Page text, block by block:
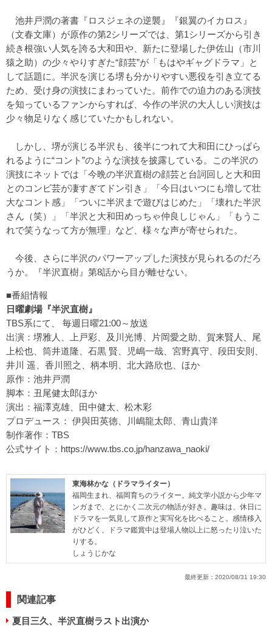
池井戸潤の著書『ロスジェネの逆襲』『銀翼のイカロス』
（文春文庫）が原作の第2シリーズでは、第1シリーズから引き
続き根強い人気を誇る大和田や、新たに登場した伊佐山（市川
猿之助）の少々やりすぎた“顔芸”が「もはやギャグドラマ」と
して話題に。半沢を演じる堺も分かりやすい悪役を引き立てる
ため、受け身の演技にまわっていた。前作での迫力のある演技
を知っているファンからすれば、今作の半沢の大人しい演技は
少々物足りなく感じていたかもしれない。
しかし、堺が演じる半沢も、後半につれて大和田にひっぱら
れるように“コント”のような演技を披露している。この半沢の
演技にネットでは「今晩の半沢直樹の顔芸と台詞回しと大和田
とのコンビ芸が凄すぎてドン引き」「今日はいつにも増して壮
大なコント感」「ついに半沢まで遊びはじめた」「壊れた半沢
さん（笑）」「半沢と大和田めっちゃ仲良しじゃん」「もうこ
れで笑うなって方が無理」など、様々な声が寄せられた。
今後、さらに半沢のパワーアップした演技が見られるのだろ
うか。『半沢直樹』第8話から目が離せない。
■番組情報
日曜劇場『半沢直樹』
TBS系にて、 毎週日曜21:00～放送
出演：堺雅人、上戸彩、及川光博、片岡愛之助、賀来賢人、尾
上松也、筒井道隆、石黒 賢、児嶋一哉、宮野真守、段田安則、
井川 遥、香川照之、柄本明、北大路欣也、ほか
原作：池井戸潤
脚本：丑尾健太郎ほか
演出：福澤克雄、田中健太、松木彩
プロデュース： 伊與田英徳、川嶋龍太郎、青山貴洋
制作著作：TBS
公式サイト： https://www.tbs.co.jp/hanzawa_naoki/
東海林かな（ドラマライター）
福岡生まれ、福岡育ちのライター。純文学小説から少年マ
ンガまで、とにかく二次元の物語が好き。趣味は、休日に
ドラマを一気見して原作と実写化を比べること。感情移入
がひどく、ドラマ鑑賞中は登場人物以上に怒ったり泣いた
りする。
しょうじかな
最終更新： 2020/08/31 19:30
関連記事
夏目三久、半沢直樹ラスト出演か